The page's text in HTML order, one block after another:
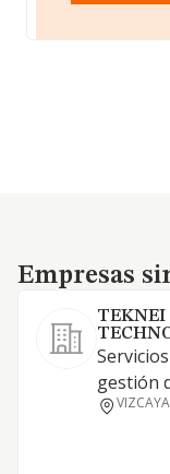
Empresas
Empresas
TEKNEI
gestión
VIZCAYA